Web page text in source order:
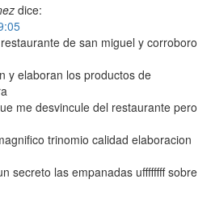
dice:
de san miguel y corroboro
y elaboran los productos de
me desvincule del restaurante pero
trinomio calidad elaboracion
secreto las empanadas uffffffff sobre